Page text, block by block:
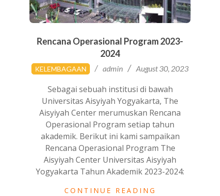
Rencana Operasional Program 2023-
2024
2023-
08-
KELEMBAGAAN admin August 30, 2023
Sebagai sebuah institusi di bawah
Universitas Aisyiyah Yogyakarta, The
Aisyiyah Center merumuskan Rencana
Operasional Program setiap tahun
akademik. Berikut ini kami sampaikan
Rencana Operasional Program The
Aisyiyah Center Universitas Aisyiyah
Yogyakarta Tahun Akademik 2023-2024:
CONTINUE READING